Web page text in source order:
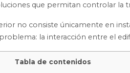
que permitan controlar la
no consiste únicamente en
la interacción entre el
Tabla de contenidos